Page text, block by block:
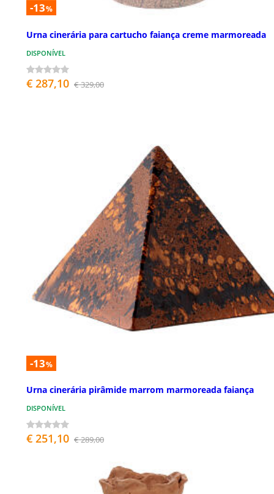
-13%
Urna cinerária para cartucho faiança creme marmoreada
DISPONÍVEL
€ 287,10 € 329,00
-13%
Urna cinerária pirâmide marrom marmoreada faiança
DISPONÍVEL
€ 251,10 € 289,00